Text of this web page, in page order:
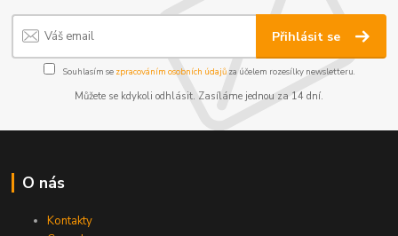
Přihlásit se
Souhlasím se zpracováním osobních údajůza účelem rozesílky newsletteru.
Můžete se kdykoli odhlásit. Zasíláme jednou za 14 dní.
O nás
Kontakty